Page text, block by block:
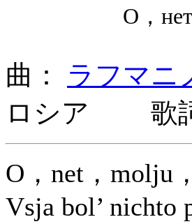
О，нет，
曲： ラフマニ
ロシア 歌詞
O，net，molju
Vsja bol’ nichto